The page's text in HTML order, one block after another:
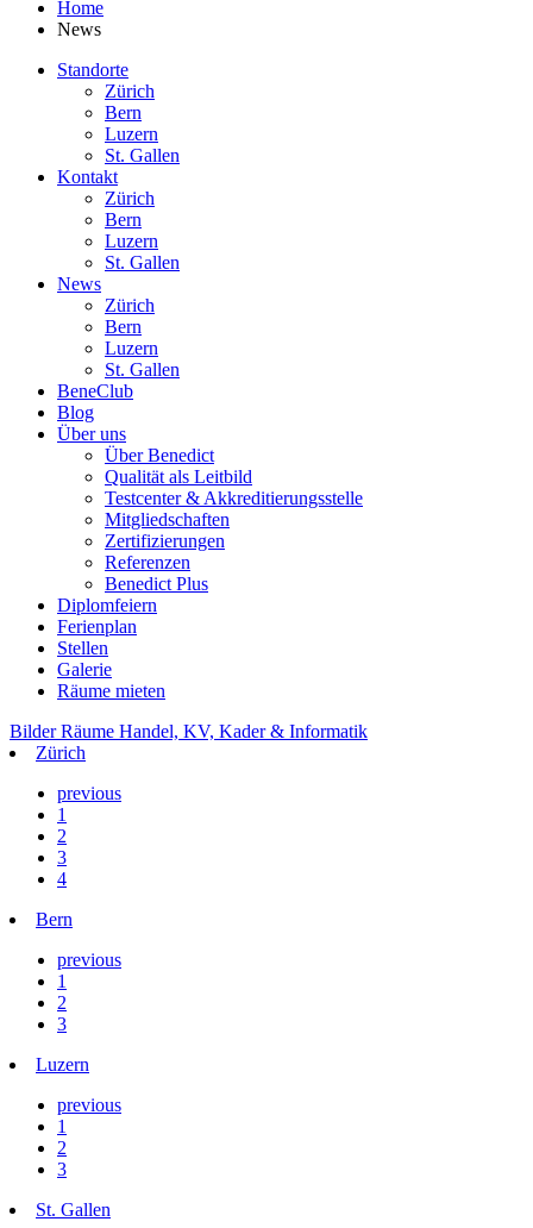
Home
News
Standorte
Zürich
Bern
Luzern
St. Gallen
Kontakt
Zürich
Bern
Luzern
St. Gallen
News
Zürich
Bern
Luzern
St. Gallen
BeneClub
Blog
Über uns
Über Benedict
Qualität als Leitbild
Testcenter & Akkreditierungsstelle
Mitgliedschaften
Zertifizierungen
Referenzen
Benedict Plus
Diplomfeiern
Ferienplan
Stellen
Galerie
Räume mieten
Bilder Räume Handel, KV, Kader & Informatik
Zürich
previous
1
2
3
4
Bern
previous
1
2
3
Luzern
previous
1
2
3
St. Gallen